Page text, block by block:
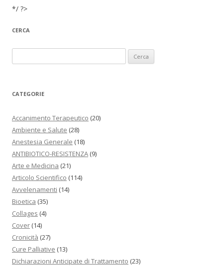
*/ ?>
CERCA
CATEGORIE
Accanimento Terapeutico (20)
Ambiente e Salute (28)
Anestesia Generale (18)
ANTIBIOTICO-RESISTENZA (9)
Arte e Medicina (21)
Articolo Scientifico (114)
Avvelenamenti (14)
Bioetica (35)
Collages (4)
Cover (14)
Cronicità (27)
Cure Palliative (13)
Dichiarazioni Anticipate di Trattamento (23)